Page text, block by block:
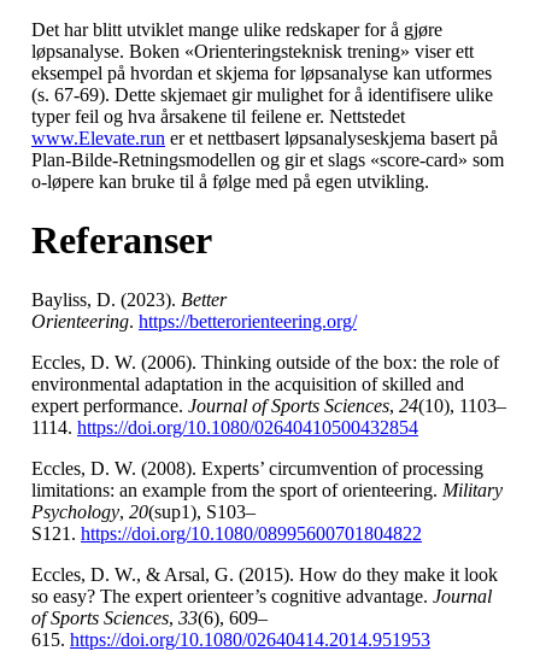
Det har blitt utviklet mange ulike redskaper for å gjøre
løpsanalyse. Boken «Orienteringsteknisk trening» viser ett
eksempel på hvordan et skjema for løpsanalyse kan utformes
(s. 67-69). Dette skjemaet gir mulighet for å identifisere ulike
typer feil og hva årsakene til feilene er. Nettstedet
www.Elevate.run er et nettbasert løpsanalyseskjema basert på
Plan-Bilde-Retningsmodellen og gir et slags «score-card» som
o-løpere kan bruke til å følge med på egen utvikling.
Referanser
Bayliss, D. (2023). Better
Orienteering. https://betterorienteering.org/
Eccles, D. W. (2006). Thinking outside of the box: the role of
environmental adaptation in the acquisition of skilled and
expert performance. Journal of Sports Sciences, 24(10), 1103–
1114. https://doi.org/10.1080/02640410500432854
Eccles, D. W. (2008). Experts’ circumvention of processing
limitations: an example from the sport of orienteering. Military
Psychology, 20(sup1), S103–
S121. https://doi.org/10.1080/08995600701804822
Eccles, D. W., & Arsal, G. (2015). How do they make it look
so easy? The expert orienteer’s cognitive advantage. Journal
of Sports Sciences, 33(6), 609–
615. https://doi.org/10.1080/02640414.2014.951953